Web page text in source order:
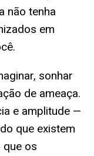
não tenha
em
sonhar
de ameaça.
e amplitude —
que existem
os